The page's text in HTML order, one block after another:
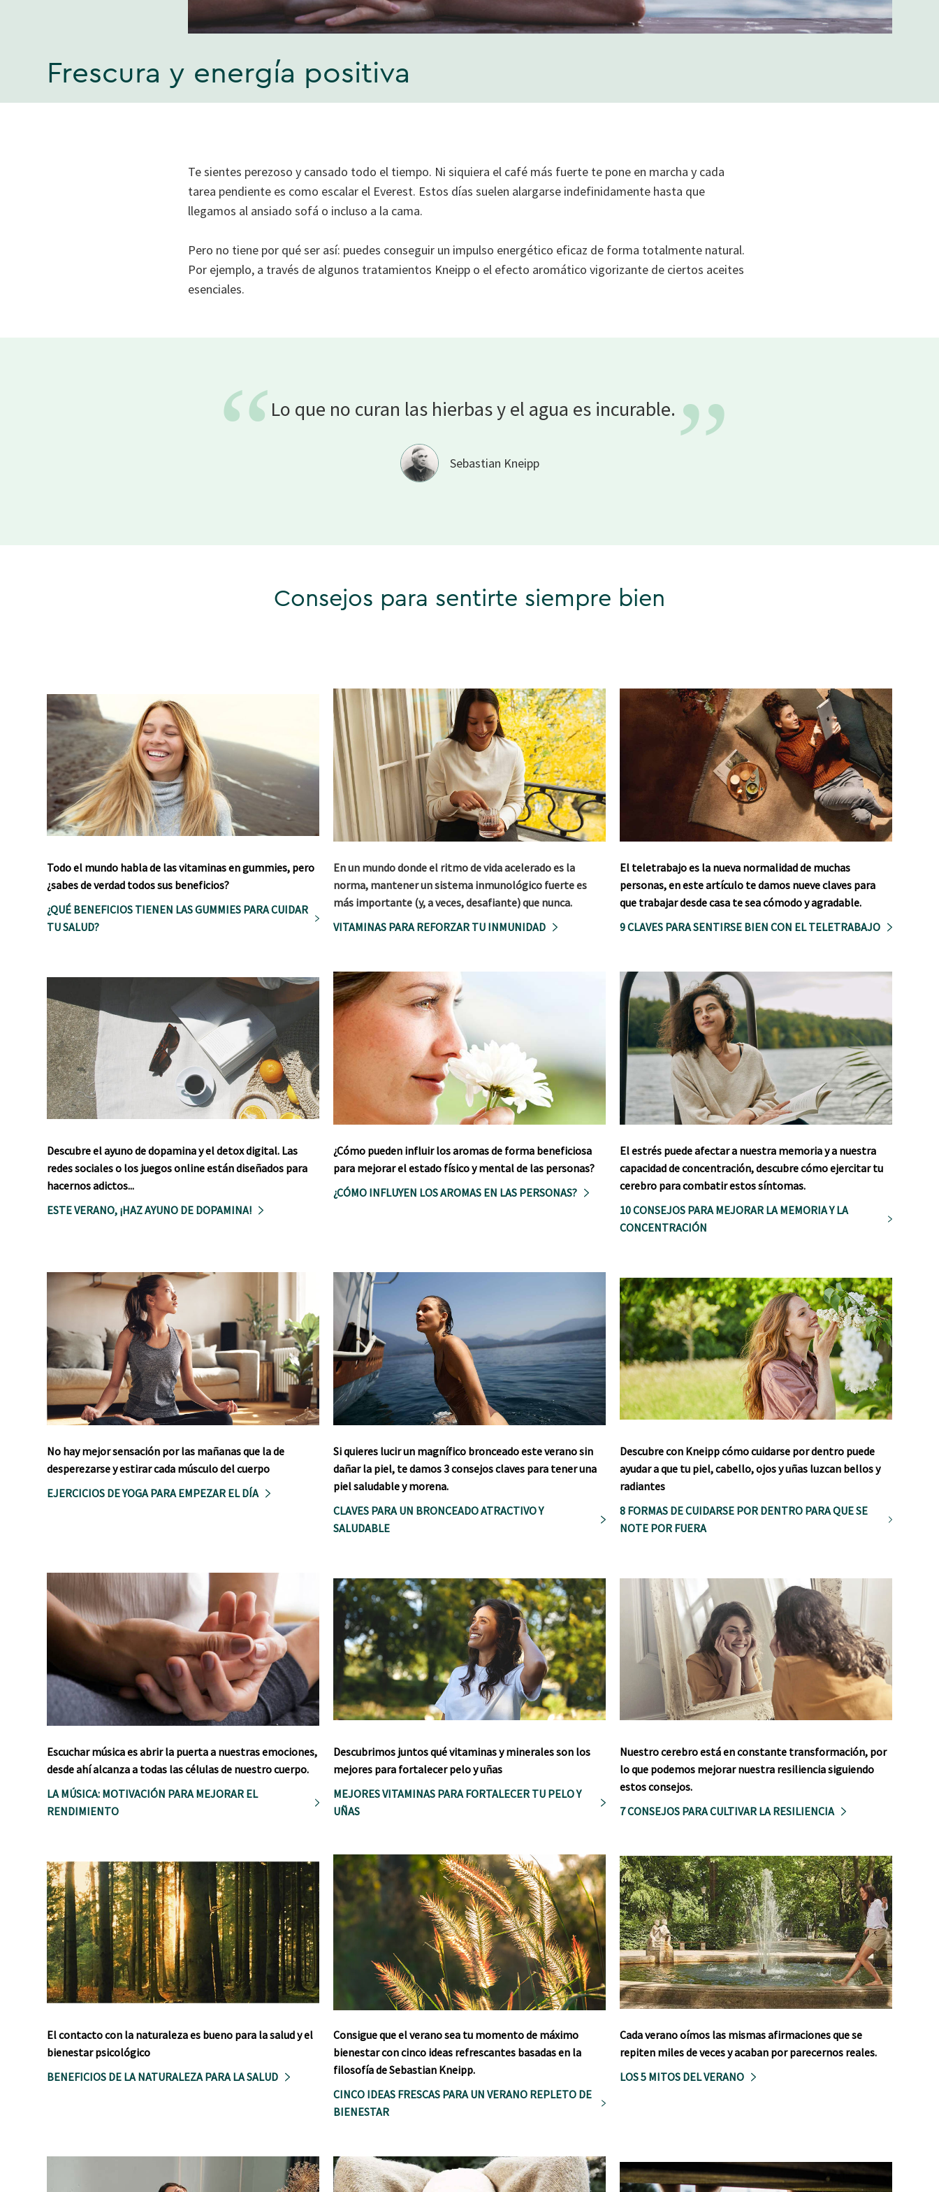
Frescura y energía positiva
Te sientes perezoso y cansado todo el tiempo. Ni siquiera el café más fuerte te pone en marcha y cada
tarea pendiente es como escalar el Everest. Estos días suelen alargarse indefinidamente hasta que
llegamos al ansiado sofá o incluso a la cama.
Pero no tiene por qué ser así: puedes conseguir un impulso energético eficaz de forma totalmente natural.
Por ejemplo, a través de algunos tratamientos Kneipp o el efecto aromático vigorizante de ciertos aceites
esenciales.
“Lo que no curan las hierbas y el agua es incurable. ”
Sebastian Kneipp
Consejos para sentirte siempre bien
Todo el mundo habla de las vitaminas en gummies, pero
¿sabes de verdad todos sus beneficios?
¿QUÉ BENEFICIOS TIENEN LAS GUMMIES PARA CUIDAR
TU SALUD?
En un mundo donde el ritmo de vida acelerado es la
norma, mantener un sistema inmunológico fuerte es
más importante (y, a veces, desafiante) que nunca.
VITAMINAS PARA REFORZAR TU INMUNIDAD
El teletrabajo es la nueva normalidad de muchas
personas, en este artículo te damos nueve claves para
que trabajar desde casa te sea cómodo y agradable.
9 CLAVES PARA SENTIRSE BIEN CON EL TELETRABAJO
Descubre el ayuno de dopamina y el detox digital. Las
redes sociales o los juegos online están diseñados para
hacernos adictos...
ESTE VERANO, ¡HAZ AYUNO DE DOPAMINA!
¿Cómo pueden influir los aromas de forma beneficiosa
para mejorar el estado físico y mental de las personas?
¿CÓMO INFLUYEN LOS AROMAS EN LAS PERSONAS?
El estrés puede afectar a nuestra memoria y a nuestra
capacidad de concentración, descubre cómo ejercitar tu
cerebro para combatir estos síntomas.
10 CONSEJOS PARA MEJORAR LA MEMORIA Y LA
CONCENTRACIÓN
No hay mejor sensación por las mañanas que la de
desperezarse y estirar cada músculo del cuerpo
EJERCICIOS DE YOGA PARA EMPEZAR EL DÍA
Si quieres lucir un magnífico bronceado este verano sin
dañar la piel, te damos 3 consejos claves para tener una
piel saludable y morena.
CLAVES PARA UN BRONCEADO ATRACTIVO Y
SALUDABLE
Descubre con Kneipp cómo cuidarse por dentro puede
ayudar a que tu piel, cabello, ojos y uñas luzcan bellos y
radiantes
8 FORMAS DE CUIDARSE POR DENTRO PARA QUE SE
NOTE POR FUERA
Escuchar música es abrir la puerta a nuestras emociones,
desde ahí alcanza a todas las células de nuestro cuerpo.
LA MÚSICA: MOTIVACIÓN PARA MEJORAR EL
RENDIMIENTO
Descubrimos juntos qué vitaminas y minerales son los
mejores para fortalecer pelo y uñas
MEJORES VITAMINAS PARA FORTALECER TU PELO Y
UÑAS
Nuestro cerebro está en constante transformación, por
lo que podemos mejorar nuestra resiliencia siguiendo
estos consejos.
7 CONSEJOS PARA CULTIVAR LA RESILIENCIA
El contacto con la naturaleza es bueno para la salud y el
bienestar psicológico
BENEFICIOS DE LA NATURALEZA PARA LA SALUD
Consigue que el verano sea tu momento de máximo
bienestar con cinco ideas refrescantes basadas en la
filosofía de Sebastian Kneipp.
CINCO IDEAS FRESCAS PARA UN VERANO REPLETO DE
BIENESTAR
Cada verano oímos las mismas afirmaciones que se
repiten miles de veces y acaban por parecernos reales.
LOS 5 MITOS DEL VERANO